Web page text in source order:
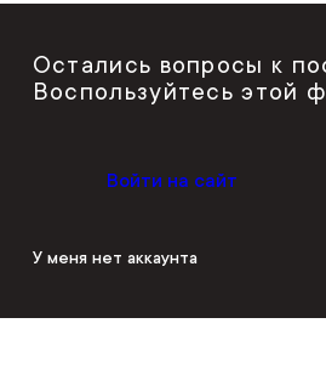
Остались вопросы к
Воспользуйтесь этой
Войти на сайт
У меня нет аккаунта